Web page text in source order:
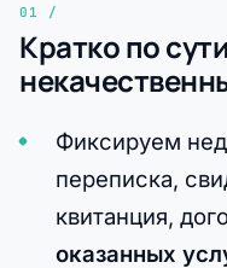
Кратко по
Фиксируем
переписка,
квитанция,
оказанных